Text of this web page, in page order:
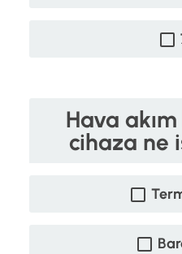
Hava akım
cihaza ne